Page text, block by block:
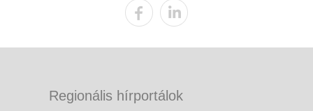
Regionális hírportálok